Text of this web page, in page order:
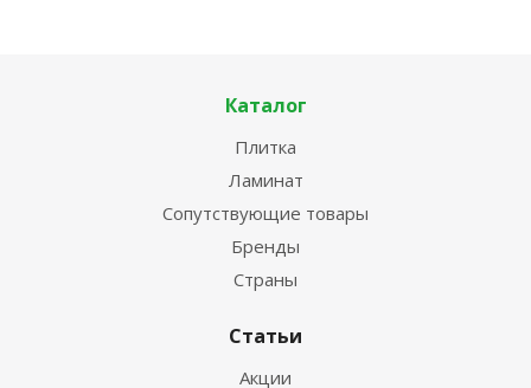
Каталог
Плитка
Ламинат
Сопутствующие товары
Бренды
Страны
Статьи
Акции